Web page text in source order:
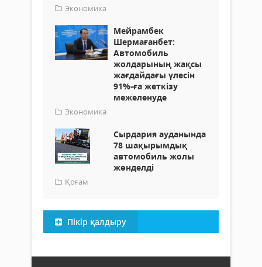
Экономика
Мейрамбек
Шермағанбет:
Автомобиль
жолдарының жақсы
жағдайдағы үлесін
91%-ға жеткізу
межеленуде
Экономика
Сырдария ауданында
78 шақырымдық
автомобиль жолы
жөнделді
Қоғам
Пікір қалдыру